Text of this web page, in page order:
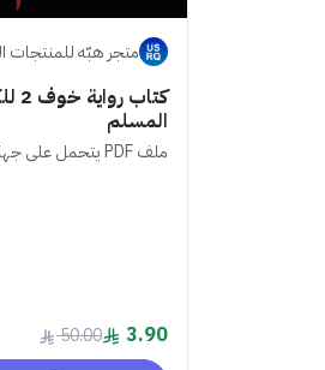
متجر هبّه للمنتجات
المسلم
ملف PDF يتحمل على جهازك
3.90
50.00